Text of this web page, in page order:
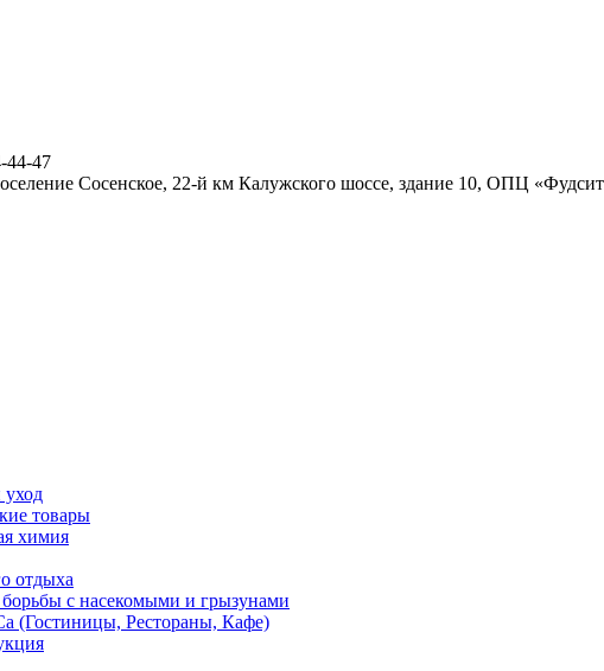
44-47
Сосенское, 22-й км Калужского шоссе, здание 10, ОПЦ
уход
товары
химия
отдыха
борьбы с насекомыми и грызунами
(Гостиницы, Рестораны, Кафе)